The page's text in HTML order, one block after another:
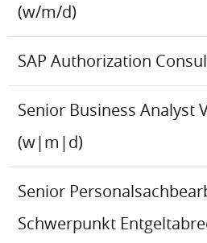
(w/m/d)
SAP Authorization
Senior Business Analyst
(w|m|d)
Senior
Schwerpunkt